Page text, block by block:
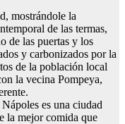
mostrándole la
de las termas,
de las puertas y los
y carbonizados por la
de la población local
la vecina Pompeya,
es una ciudad
la mejor comida que